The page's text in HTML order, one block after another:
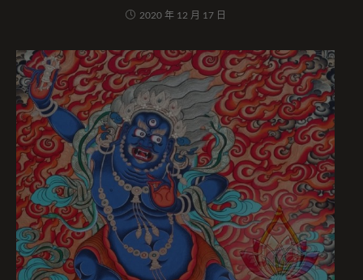
2020 年 12 月 17 日